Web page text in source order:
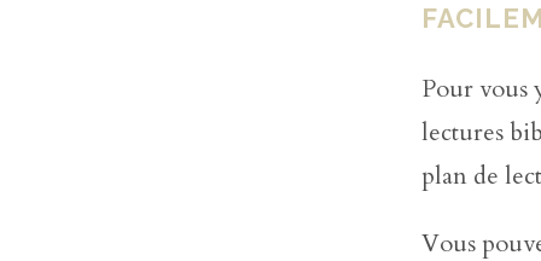
Pour vous
lectures
plan de
Vous